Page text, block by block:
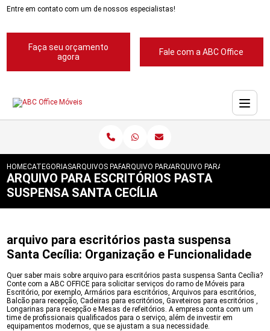
Entre em contato com um de nossos especialistas!
Faça seu orçamento
agora
Fale com a ABC Office
HOMECATEGORIASARQUIVOS PARA ESCRITORIOS
ARQUIVO PARA ESCRITORIO
ARQUIVO PARA
ARQUIVO PARA ESCRITÓRIOS PASTA
SUSPENSA SANTA CECÍLIA
arquivo para escritórios pasta suspensa
Santa Cecília: Organização e Funcionalidade
Quer saber mais sobre arquivo para escritórios pasta suspensa Santa Cecília?
Conte com a ABC OFFICE para solicitar serviços do ramo de Móveis para
Escritório, por exemplo, Armários para escritórios, Arquivos para escritórios,
Balcão para recepção, Cadeiras para escritórios, Gaveteiros para escritórios ,
Longarinas para recepção e Mesas de refeitórios. A empresa conta com um
time de profissionais qualificados para o serviço, além de investir em
equipamentos modernos, que se ajustam a sua necessidade.